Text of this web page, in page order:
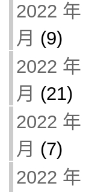
2022 年
月 (9)
2022 年
月 (21)
2022 年
月 (7)
2022 年